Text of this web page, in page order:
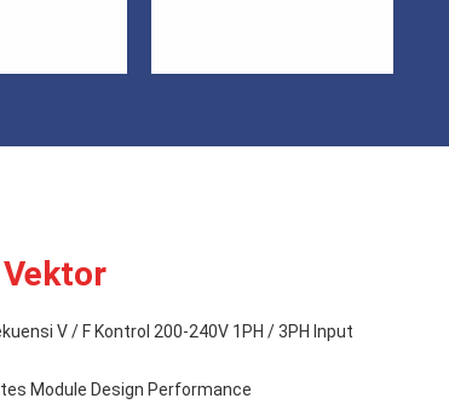
V / F Kontrol 200-240V 1PH / 3PH Input
Module Design Performance